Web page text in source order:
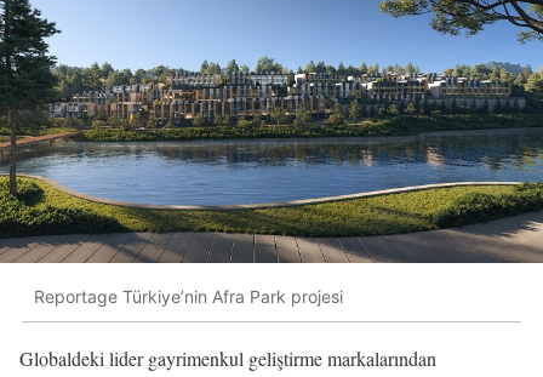
Reportage Türkiye’nin Afra Park projesi
Globaldeki lider gayrimenkul geliştirme markalarından